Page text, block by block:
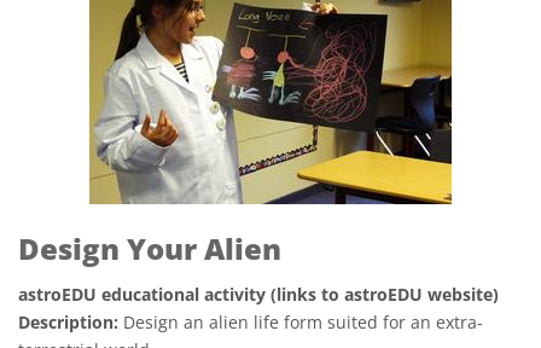
Design Your Alien
astroEDU educational activity (links to astroEDU website)
Description: Design an alien life form suited for an extra-